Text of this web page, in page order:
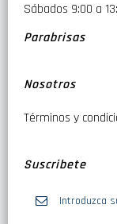
Sábados 9:00 a
Parabrisas
Nosotros
Términos y
Suscribete